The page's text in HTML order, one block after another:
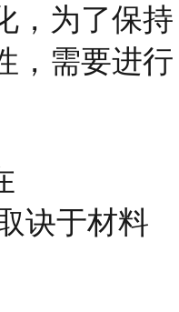
，为了保持
，需要进行
诀于材料